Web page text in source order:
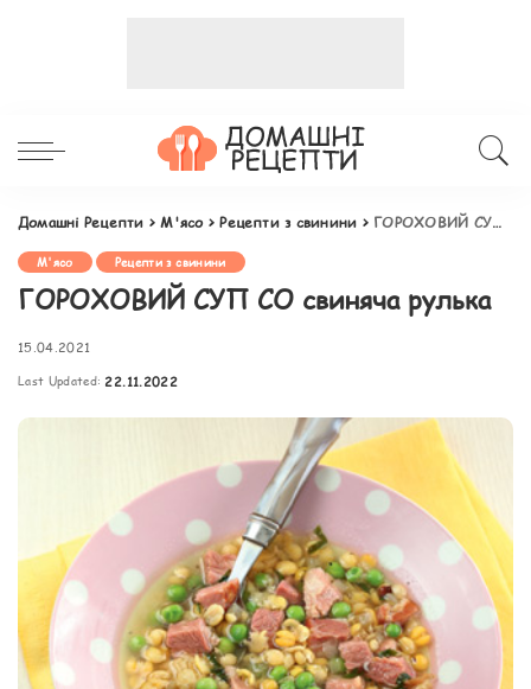
Домашні Рецепти >М'ясо>Рецепти з свинини > ГОРОХОВИЙ СУП СО свиняча рулька
М'ясо Рецепти з свинини
ГОРОХОВИЙ СУП СО свиняча рулька
15.04.2021
Last Updated: 22.11.2022